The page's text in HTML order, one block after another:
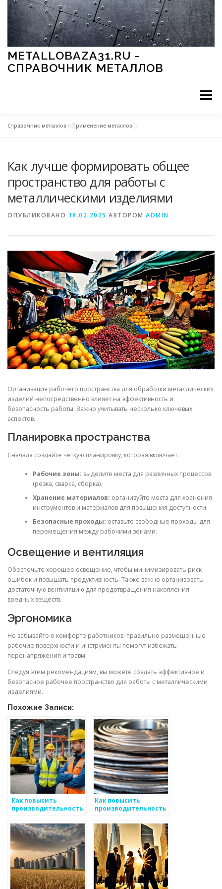
Перейти к содержимому
METALLOBAZA31.RU -
СПРАВОЧНИК МЕТАЛЛОВ
Меню
МЕТАЛЛЫ И ОКРУЖАЮЩАЯ СРЕДА
СТАТЬИ
Справочник металлов »Применение металлов
Как лучше формировать общее
пространство для работы с
металлическими изделиями
ОПУБЛИКОВАНО 18.02.2025 АВТОРОМ ADMIN
Организация рабочего пространства для обработки металлических
изделий непосредственно влияет на эффективность и
безопасность работы. Важно учитывать несколько ключевых
аспектов.
Планировка пространства
Сначала создайте четкую планировку, которая включает:
Рабочие зоны: выделите места для различных процессов
(резка, сварка, сборка).
Хранение материалов: организуйте места для хранения
инструментов и материалов для повышения доступности.
Безопасные проходы: оставьте свободные проходы для
перемещения между рабочими зонами.
Освещение и вентиляция
Обеспечьте хорошее освещение, чтобы минимизировать риск
ошибок и повышать продуктивность. Также важно организовать
достаточную вентиляцию для предотвращения накопления
вредных веществ.
Эргономика
Не забывайте о комфорте работников: правильно размещенные
рабочие поверхности и инструменты помогут избежать
перенапряжения и травм.
Следуя этим рекомендациям, вы можете создать эффективное и
безопасное рабочее пространство для работы с металлическими
изделиями.
Похожие Записи:
Как повысить
производительность
металлическими
изделиями
Как повысить
производительность
металлическими
изделиями